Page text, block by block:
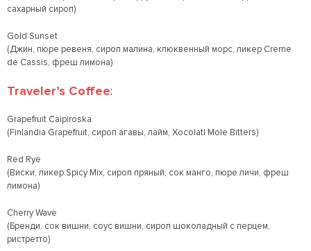
сахарный сироп)
Gold Sunset
(Джин, пюре ревеня, сироп малина, клюквенный морс, ликер Creme
de Cassis, фреш лимона)
Traveler’s Coffee:
Grapefruit Caipiroska
(Finlandia Grapefruit, сироп агавы, лайм, Xocolatl Mole Bitters)
Red Rye
(Виски, ликер Spicy Mix, сироп пряный, сок манго, пюре личи, фреш
лимона)
Cherry Wave
(Бренди, сок вишни, соус вишни, сироп шоколадный с перцем,
ристретто)